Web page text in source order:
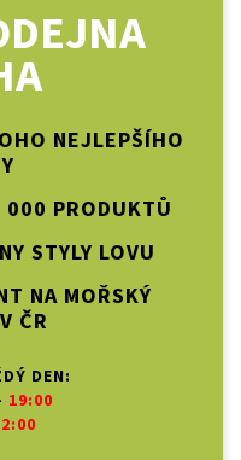
NEJLEPŠÍHO
000 PRODUKTŮ
STYLY LOVU
NA MOŘSKÝ
ČR
DEN:
19:00